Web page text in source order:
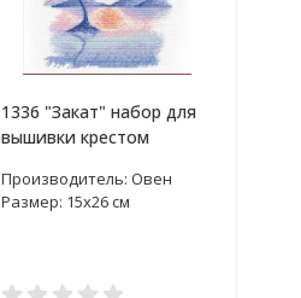
1336 "Закат" набор для
вышивки крестом
Производитель: Овен
Размер: 15х26 см